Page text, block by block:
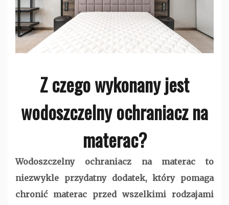
Z czego wykonany jest
wodoszczelny ochraniacz na
materac?
Wodoszczelny ochraniacz na materac to
niezwykle przydatny dodatek, który pomaga
chronić materac przed wszelkimi rodzajami